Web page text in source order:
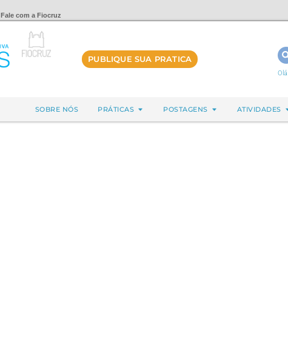
Fale com a Fiocruz
PUBLIQUE SUA PRATICA
SOBRE NÓS PRÁTICAS POSTAGENS ATIVIDADES